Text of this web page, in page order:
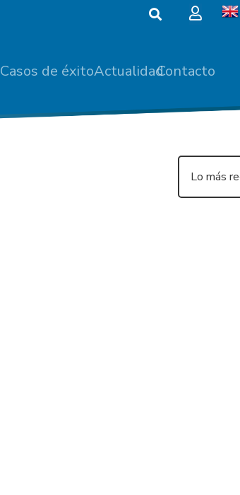
Casos de éxitoActualidadContacto